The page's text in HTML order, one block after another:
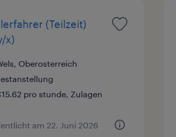
(Teilzeit)
x)
Oberosterreich
pro stunde, Zulagen
am 22. Juni 2026